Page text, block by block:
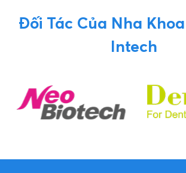
Đối Tác Của Nha
Intech